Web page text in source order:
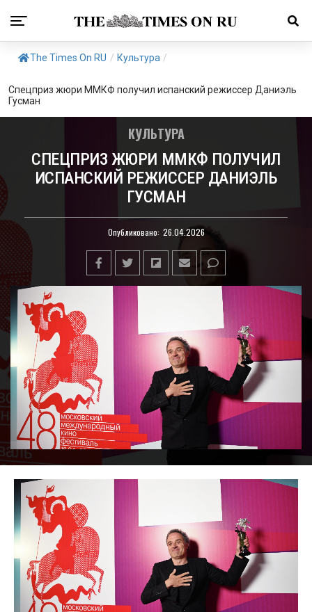
The Times On RU / Культура /
Спецприз жюри ММКФ получил испанский режиссер Даниэль
Гусман
КУЛЬТУРА
СПЕЦПРИЗ ЖЮРИ ММКФ ПОЛУЧИЛ
ИСПАНСКИЙ РЕЖИССЕР ДАНИЭЛЬ
ГУСМАН
Опубликовано: 26.04.2026